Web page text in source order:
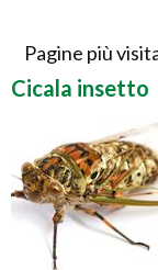
Pagine più
Cicala insetto